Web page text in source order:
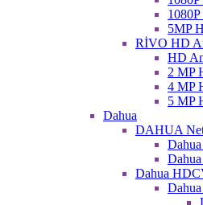
5MP
RİVO HD
HD
2 MP
4 MP
5 MP
Dahua
DAHUA
Dahua